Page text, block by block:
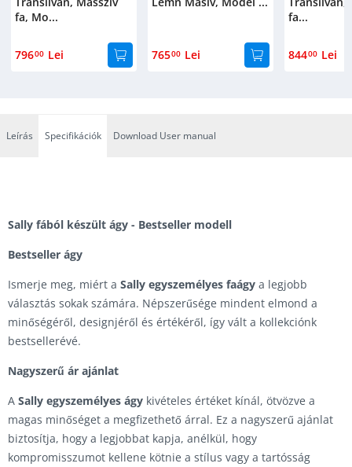
fa, Mo...
79600 Lei 76500 Lei
fa...
84400 Lei
Leírás Specifikációk Download User manual
Sally fából készült ágy - Bestseller modell
Bestseller ágy
Ismerje meg, miért a Sally egyszemélyes faágy a legjobb
választás sokak számára. Népszerűsége mindent elmond a
minőségéről, designjéről és értékéről, így vált a kollekciónk
bestsellerévé.
Nagyszerű ár ajánlat
A Sally egyszemélyes ágy kivételes értéket kínál, ötvözve a
magas minőséget a megfizethető árral. Ez a nagyszerű ajánlat
biztosítja, hogy a legjobbat kapja, anélkül, hogy
kompromisszumot kellene kötnie a stílus vagy a tartósság